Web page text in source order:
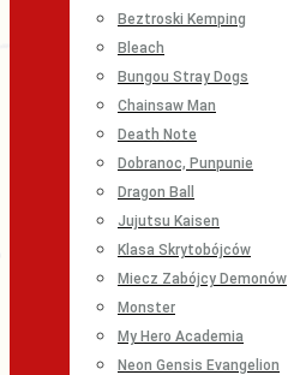
Beztroski Kemping
Bleach
Bungou Stray Dogs
Chainsaw Man
Death Note
Dobranoc, Punpunie
Dragon Ball
Jujutsu Kaisen
Klasa Skrytobójców
Miecz Zabójcy Demonów
Monster
My Hero Academia
Neon Gensis Evangelion